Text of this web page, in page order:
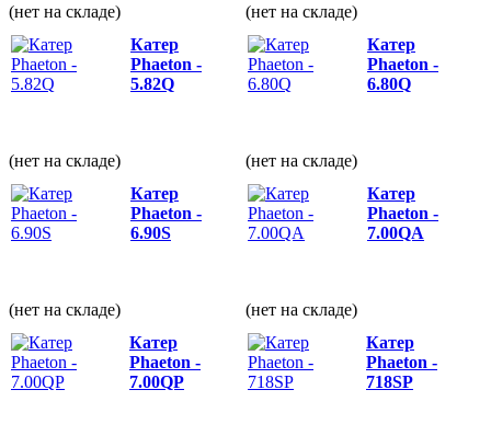
(нет на складе)
(нет на складе)
Катер
Phaeton -
5.82Q
(нет на складе)
Катер
Phaeton -
6.80Q
(нет на складе)
Катер
Phaeton -
6.90S
(нет на складе)
Катер
Phaeton -
7.00QА
(нет на складе)
Катер
Phaeton -
7.00QP
Катер
Phaeton -
718SP